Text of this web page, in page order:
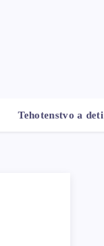
Tehotenstvo a deti